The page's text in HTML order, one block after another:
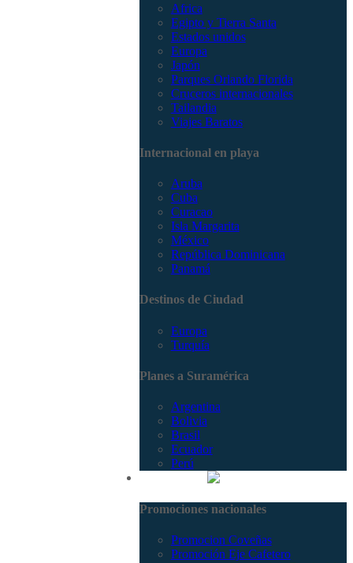
Africa
Egipto y Tierra Santa
Estados unidos
Europa
Japón
Parques Orlando Florida
Cruceros internacionales
Tailandia
Viajes Baratos
Internacional en playa
Aruba
Cuba
Curacao
Isla Margarita
México
República Dominicana
Panamá
Destinos de Ciudad
Europa
Turquía
Planes a Suramérica
Argentina
Bolivia
Brasil
Ecuador
Perú
Promociones nacionales
Promocion Coveñas
Promoción Eje Cafetero